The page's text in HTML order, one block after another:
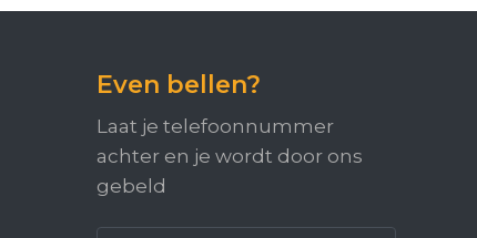
Even bellen?
Laat je telefoonnummer
achter en je wordt door ons
gebeld